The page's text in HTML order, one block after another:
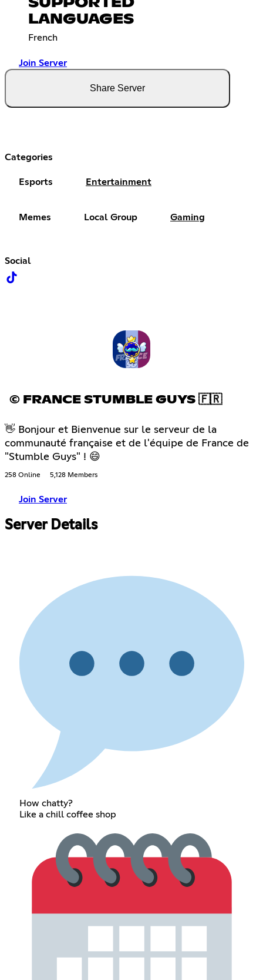
SUPPORTED
LANGUAGES
French
Join Server
Share Server
Categories
Esports Entertainment
Memes Local Group Gaming
Social
© FRANCE STUMBLE GUYS 🇫🇷
👋 Bonjour et Bienvenue sur le serveur de la
communauté française et de l'équipe de France de
"Stumble Guys" ! 😄
258 Online 5,128 Members
Join Server
Server Details
How chatty?
Like a chill coffee shop